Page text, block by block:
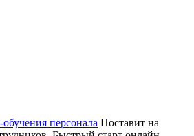
персонала Поставит на